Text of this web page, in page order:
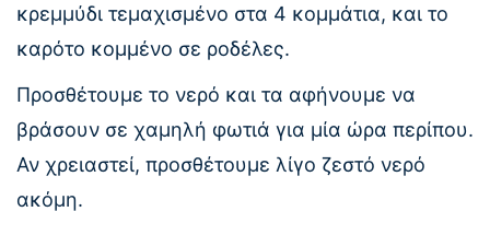
κρεμμύδι τεμαχισμένο στα 4 κομμάτια, και το
καρότο κομμένο σε ροδέλες.
Προσθέτουμε το νερό και τα αφήνουμε να
βράσουν σε χαμηλή φωτιά για μία ώρα περίπου.
Αν χρειαστεί, προσθέτουμε λίγο ζεστό νερό
ακόμη.